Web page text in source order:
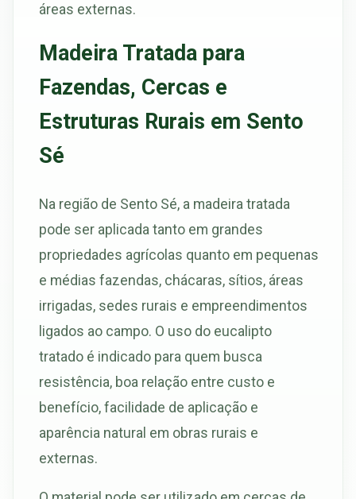
áreas externas.
Madeira Tratada para
Fazendas, Cercas e
Estruturas Rurais em Sento
Sé
Na região de Sento Sé, a madeira tratada
pode ser aplicada tanto em grandes
propriedades agrícolas quanto em pequenas
e médias fazendas, chácaras, sítios, áreas
irrigadas, sedes rurais e empreendimentos
ligados ao campo. O uso do eucalipto
tratado é indicado para quem busca
resistência, boa relação entre custo e
benefício, facilidade de aplicação e
aparência natural em obras rurais e
externas.